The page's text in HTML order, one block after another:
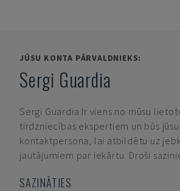
JŪSU KONTA PĀRVALDNIEKS:
Sergi Guardia
Sergi Guardia Ir viens no mūsu
tirdzniecības ekspertiem un būs
kontaktpersona, lai atbildētu uz
jautājumiem par iekārtu. Droši
SAZINĀTIES